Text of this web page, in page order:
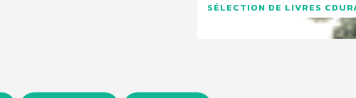
SÉLECTION DE LIVRES